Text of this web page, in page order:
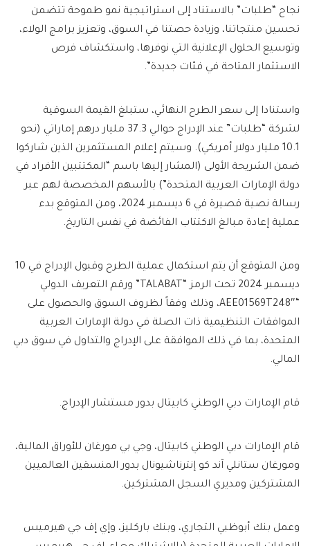
نجاح “طلبات” بالاستناد إلى استراتيجية نمو طموحة تتضمن
تحسين منتجاتنا، وزيادة حصتنا في السوق، وتعزيز برامج الولاء،
وتوسيع الحلول الإعلانية التي نوفرها، واستكشاف فرص
الاستثمار المتاحة في فئات جديدة”.
واستنادا إلى سعر الطرح النهائي، ستبلغ القيمة السوقية
لشركة “طلبات” عند الإدراج حوالي 37.3 مليار درهم إماراتي (نحو
10.1 مليار دولار أمريكي). وسيتم إعلام المستثمرين الذين شاركوا
ضمن الشريحة الأولى (المشار إليها باسم “المكتتبين الأفراد في
دولة الإمارات العربية المتحدة”) بالأسهم المخصصة لهم عبر
رسالة نصية قصيرة في 6 ديسمبر 2024، ومن المتوقع بدء
عملية إعادة مبالغ الاكتتاب الفائضة في نفس التاريخ.
ومن المتوقع أن يتم استكمال عملية الطرح وقبول الإدراج في 10
ديسمبر 2024 تحت الرمز “TALABAT” ورقم التعريف الدولي
“AEE01569T248″، وذلك وفقاً لظروف السوق والحصول على
الموافقات التنظيمية ذات الصلة في دولة الإمارات العربية
المتحدة، بما في ذلك الموافقة على الإدراج والتداول في سوق دبي
المالي.
قام الإمارات دبي الوطني كابيتال بدور مستشار الإدراج.
قام الإمارات دبي الوطني كابيتال، وجي بي مورغان للأوراق المالية،
ومورغان ستانلي آند كو إنترناشيونال بدور المنسقين العالميين
المشتركين ومديري السجل المشتركين.
وعمل بنك أبوظبي التجاري، وبنك باركليز، وإي إف جي هيرميس